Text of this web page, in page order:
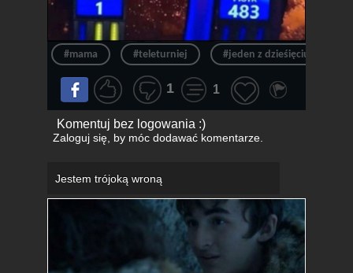
#mama #teleturniej #jeden z dzieśięciu
1 1
Komentuj bez logowania :)
Zaloguj się, by móc dodawać komentarze.
Jestem trójoką wroną